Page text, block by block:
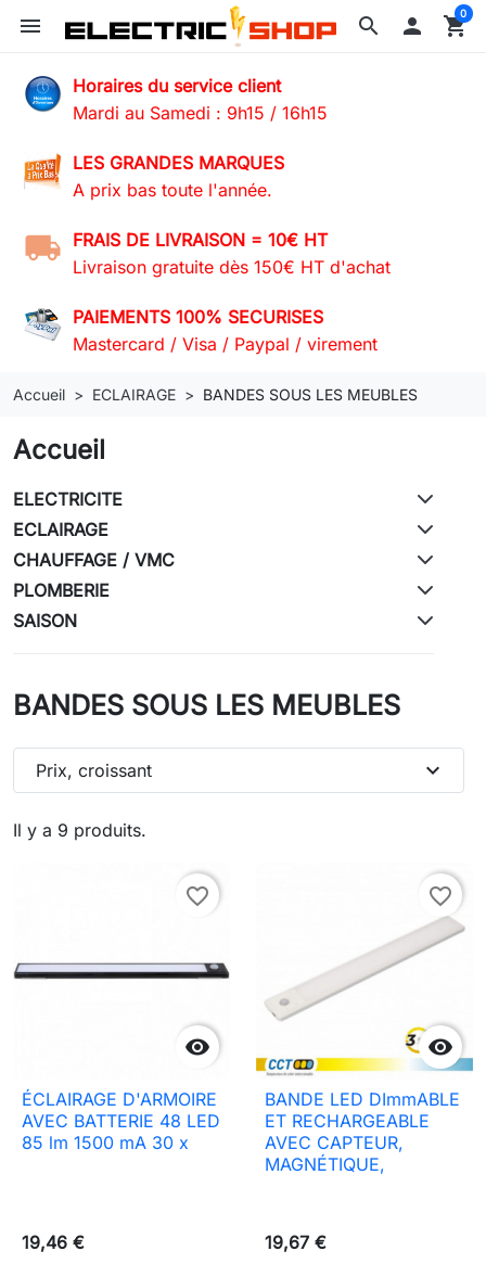
search
menu  shopping_cart
0
Horaires du service client
Mardi au Samedi : 9h15 / 16h15
LES GRANDES MARQUES
A prix bas toute l'année.
FRAIS DE LIVRAISON = 10€ HT
Livraison gratuite dès 150€ HT d'achat
PAIEMENTS 100% SECURISES
Mastercard / Visa / Paypal / virement
Accueil ECLAIRAGE BANDES SOUS LES MEUBLES
Accueil
ELECTRICITE
ECLAIRAGE
CHAUFFAGE / VMC
PLOMBERIE
SAISON
BANDES SOUS LES MEUBLES
Il y a 9 produits.
Prix, croissant expand_more

favorite_border
ÉCLAIRAGE D'ARMOIRE
AVEC BATTERIE 48 LED
85 lm 1500 mA 30 x
19,46 €

favorite_border
BANDE LED DImmABLE
ET RECHARGEABLE
AVEC CAPTEUR,
MAGNÉTIQUE,
19,67 €